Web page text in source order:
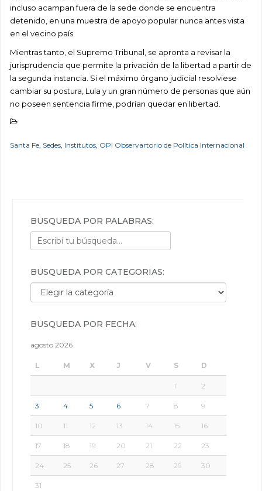
incluso acampan fuera de la sede donde se encuentra
detenido, en una muestra de apoyo popular nunca antes vista
en el vecino país.
Mientras tanto, el Supremo Tribunal, se apronta a revisar la
jurisprudencia que permite la privación de la libertad a partir de
la segunda instancia. Si el máximo órgano judicial resolviese
cambiar su postura, Lula y un gran número de personas que aún
no poseen sentencia firme, podrían quedar en libertad.
Santa Fe, Sedes, Institutos, OPI Observartorio de Política Internacional
BÚSQUEDA POR PALABRAS:
BÚSQUEDA POR CATEGORÍAS:
Búsqueda por categorías:
BÚSQUEDA POR FECHA:
agosto 2026
L M X J V S D
1 2
3 4 5 6 7 8 9
10 11 12 13 14 15 16
17 18 19 20 21 22 23
24 25 26 27 28 29 30
31